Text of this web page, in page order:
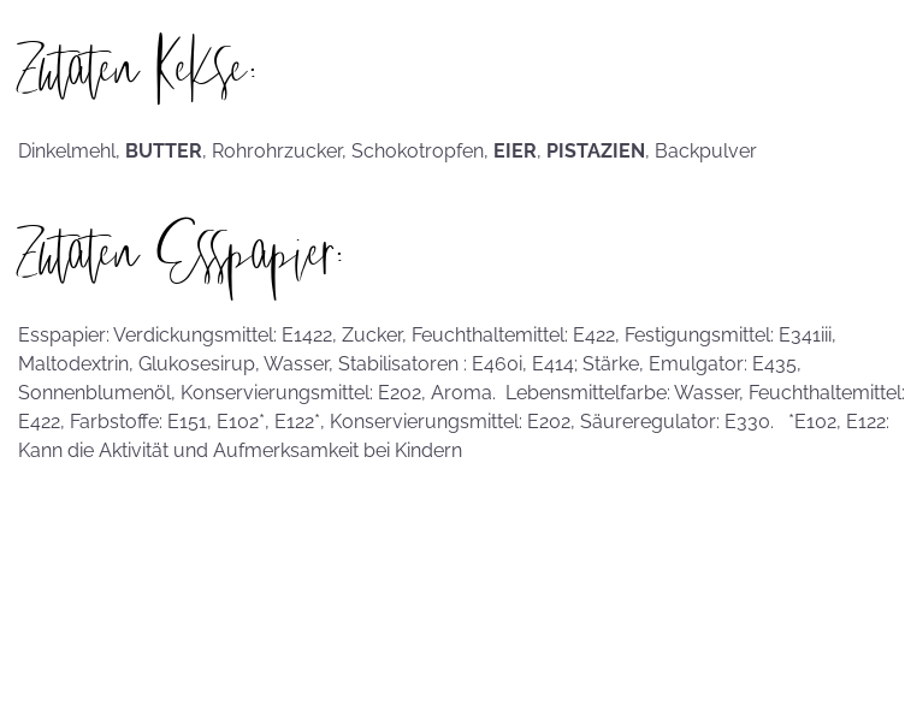
KEKSE als
Postkarten?
Zutaten Kekse:
Dinkelmehl, BUTTER, Rohrohrzucker, Schokotropfen, EIER, PISTAZIEN, Backpulver
Zutaten Esspapier:
Esspapier: Verdickungsmittel: E1422, Zucker, Feuchthaltemittel: E422, Festigungsmittel: E341iii,
Maltodextrin, Glukosesirup, Wasser, Stabilisatoren : E460i, E414; Stärke, Emulgator: E435,
Sonnenblumenöl, Konservierungsmittel: E202, Aroma. Lebensmittelfarbe: Wasser, Feuchthaltemittel:
E422, Farbstoffe: E151, E102*, E122*, Konservierungsmittel: E202, Säureregulator: E330. *E102, E122:
Kann die Aktivität und Aufmerksamkeit bei Kindern